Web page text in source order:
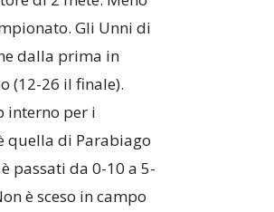
Gli Unni di
dalla prima in
(12-26 il finale).
interno per i
quella di Parabiago
passati da 0-10 a 5-
è sceso in campo